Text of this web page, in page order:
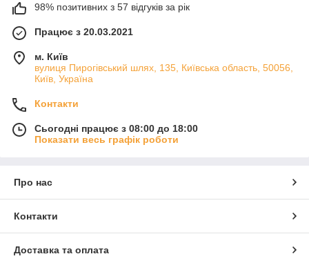
98% позитивних з 57 відгуків за рік
Працює з 20.03.2021
м. Київ
вулиця Пирогівський шлях, 135, Київська область, 50056,
Київ, Україна
Контакти
Сьогодні працює з 08:00 до 18:00
Показати весь графік роботи
Про нас
Контакти
Доставка та оплата